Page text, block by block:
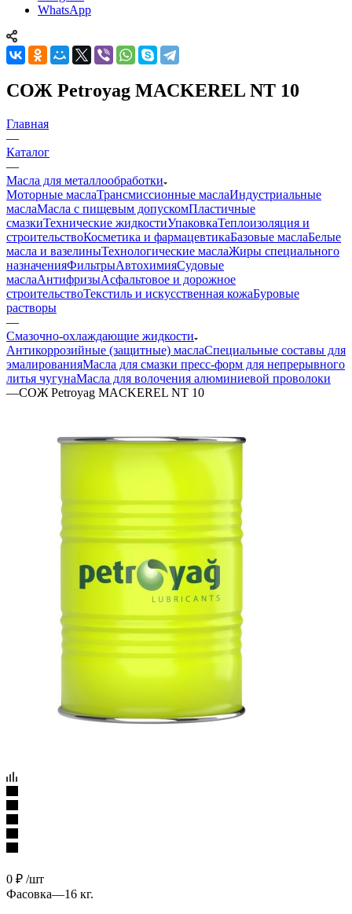
WhatsApp
СОЖ Petroyag MACKEREL NT 10
Главная
—
Каталог
—
Масла для металлообработки
Моторные маслаТрансмиссионные маслаИндустриальные
маслаМасла с пищевым допускомПластичные
смазкиТехнические жидкостиУпаковкаТеплоизоляция и
строительствоКосметика и фармацевтикаБазовые маслаБелые
масла и вазелиныТехнологические маслаЖиры специального
назначенияФильтрыАвтохимияСудовые
маслаАнтифризыАсфальтовое и дорожное
строительствоТекстиль и искусственная кожаБуровые
растворы
—
Смазочно-охлаждающие жидкости
Антикоррозийные (защитные) маслаСпециальные составы для
эмалированияМасла для смазки пресс-форм для непрерывного
литья чугунаМасла для волочения алюминиевой проволоки
—СОЖ Petroyag MACKEREL NT 10
0 ₽ /шт
Фасовка—16 кг.